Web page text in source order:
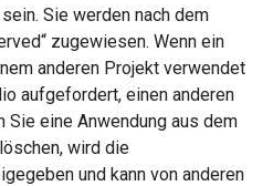
Sie werden nach dem
zugewiesen. Wenn ein
anderen Projekt verwendet
aufgefordert, einen anderen
Sie eine Anwendung aus dem
wird die
und kann von anderen